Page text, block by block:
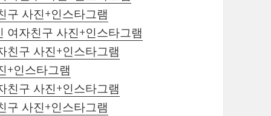
구 사진+인스타그램
여자친구 사진+인스타그램
친구 사진+인스타그램
+인스타그램
친구 사진+인스타그램
구 사진+인스타그램